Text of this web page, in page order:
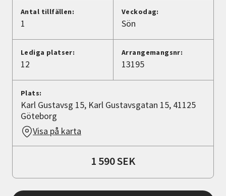
Antal tillfällen:
1
Veckodag:
Sön
Lediga platser:
12
Arrangemangsnr:
13195
Plats:
Karl Gustavsg 15, Karl Gustavsgatan 15, 41125
Göteborg
Visa på karta
1 590 SEK